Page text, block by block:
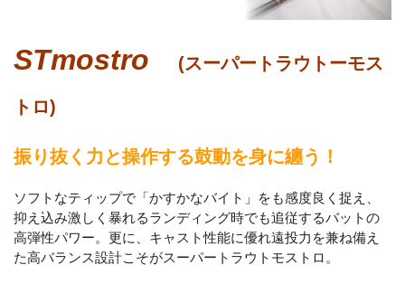
STmostro (スーパートラウトーモス
トロ)
振り抜く力と操作する鼓動を身に纏う！
ソフトなティップで「かすかなバイト」をも感度良く捉え、
抑え込み激しく暴れるランディング時でも追従するバットの
高弾性パワー。更に、キャスト性能に優れ遠投力を兼ね備え
た高バランス設計こそがスーパートラウトモストロ。